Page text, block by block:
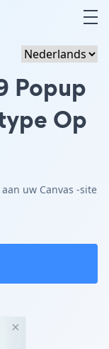
Popup
Op
uw Canvas -site